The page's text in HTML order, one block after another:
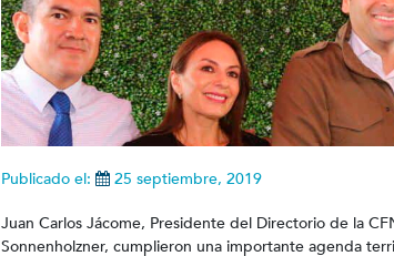
Publicado el: 25 septiembre, 2019
Juan Carlos Jácome, Presidente del Directorio de la
Sonnenholzner, cumplieron una importante agenda